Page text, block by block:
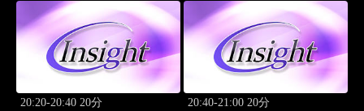
20:20-20:40 20分 20:40-21:00 20分